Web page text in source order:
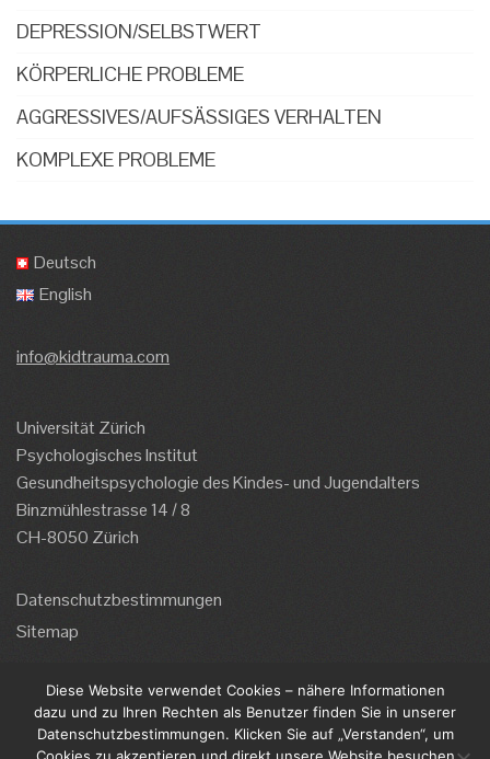
DEPRESSION/SELBSTWERT
KÖRPERLICHE PROBLEME
AGGRESSIVES/AUFSÄSSIGES VERHALTEN
KOMPLEXE PROBLEME
Deutsch
English
info@kidtrauma.com
Universität Zürich
Psychologisches Institut
Gesundheitspsychologie des Kindes- und Jugendalters
Binzmühlestrasse 14 / 8
CH-8050 Zürich
Datenschutzbestimmungen
Sitemap
Impressum
Die Informationen dieser Website basieren auf
wissenschaftlichen Erkenntnissen und die Website wurde
Diese Website verwendet Cookies – nähere Informationen
dazu und zu Ihren Rechten als Benutzer finden Sie in unserer
Datenschutzbestimmungen. Klicken Sie auf „Verstanden“, um